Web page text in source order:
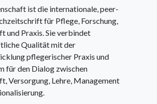
ist die internationale, peer-
für Pflege, Forschung,
und Praxis. Sie verbindet
Qualität mit der
pflegerischer Praxis und
für den Dialog zwischen
Versorgung, Lehre, Management